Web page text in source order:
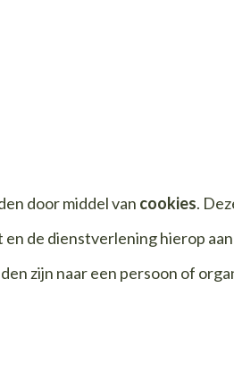
door middel van cookies.
de dienstverlening hierop
zijn naar een persoon of